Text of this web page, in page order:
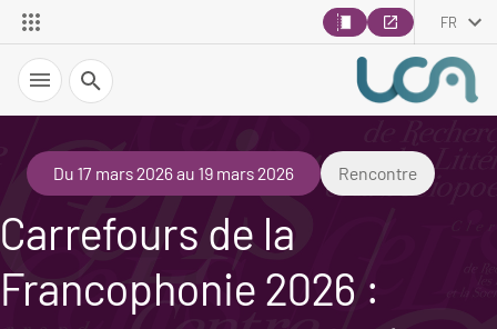
FR
Recherche
Du 17 mars 2026 au 19 mars 2026 Rencontre
Carrefours de la
Francophonie 2026 :